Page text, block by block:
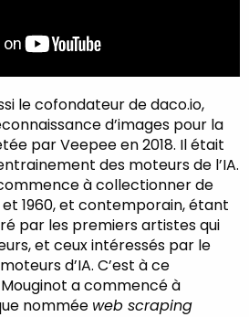
le cofondateur de daco.io,
d’images pour la
par Veepee en 2018. Il était
des moteurs de l’IA.
à collectionner de
et 1960, et contemporain, étant
par les premiers artistes qui
et ceux intéressés par le
d’IA. C’est à ce
a commencé à
nommée web scraping